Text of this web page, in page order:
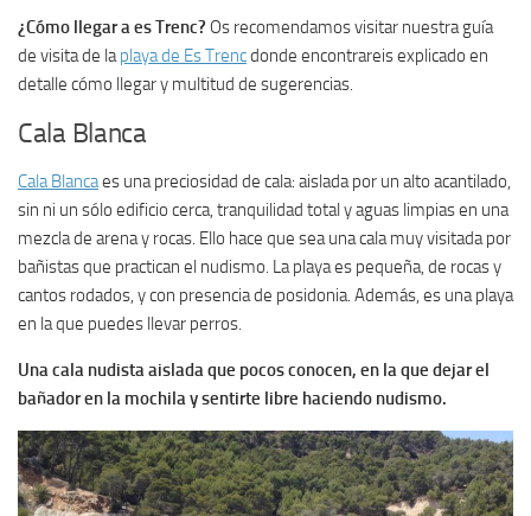
¿Cómo llegar a es Trenc? Os recomendamos visitar nuestra guía
de visita de laplaya de Es Trencdonde encontrareis explicado en
detalle cómo llegar y multitud de sugerencias.
Cala Blanca
Cala Blancaes una preciosidad de cala: aislada por un alto acantilado,
sin ni un sólo edificio cerca, tranquilidad total y aguas limpias en una
mezcla de arena y rocas. Ello hace que sea una cala muy visitada por
bañistas que practican el nudismo. La playa es pequeña, de rocas y
cantos rodados, y con presencia de posidonia. Además, es una playa
en la que puedes llevar perros.
Una cala nudista aislada que pocos conocen, en la que dejar el
bañador en la mochila y sentirte libre haciendo nudismo.